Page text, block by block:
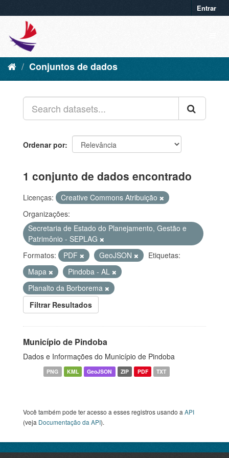
Entrar
Conjuntos de dados
Ordenar por
1 conjunto de dados encontrado
Licenças:
Creative Commons Atribuição
Organizações:
Secretaria de Estado do Planejamento, Gestão e
Patrimônio - SEPLAG
Formatos:
PDF GeoJSON
Etiquetas:
Mapa
Pindoba - AL
Planalto da Borborema
Filtrar Resultados
Município de Pindoba
Dados e Informações do Município de Pindoba
PNG KML GeoJSON ZIP PDF TXT
Você também pode ter acesso a esses registros usando a API
(veja Documentação da API).